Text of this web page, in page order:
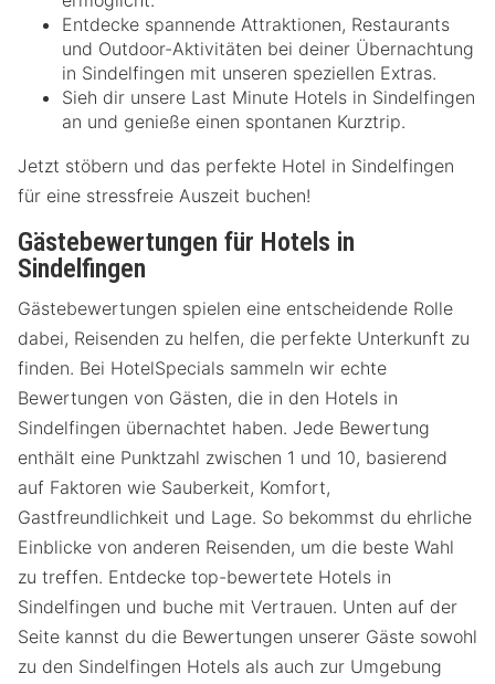
Entdecke spannende Attraktionen, Restaurants
und Outdoor-Aktivitäten bei deiner Übernachtung
in Sindelfingen mit unseren speziellen Extras.
Sieh dir unsere Last Minute Hotels in Sindelfingen
an und genieße einen spontanen Kurztrip.
Jetzt stöbern und das perfekte Hotel in Sindelfingen
für eine stressfreie Auszeit buchen!
Gästebewertungen für Hotels in
Sindelfingen
Gästebewertungen spielen eine entscheidende Rolle
dabei, Reisenden zu helfen, die perfekte Unterkunft zu
finden. Bei HotelSpecials sammeln wir echte
Bewertungen von Gästen, die in den Hotels in
Sindelfingen übernachtet haben. Jede Bewertung
enthält eine Punktzahl zwischen 1 und 10, basierend
auf Faktoren wie Sauberkeit, Komfort,
Gastfreundlichkeit und Lage. So bekommst du ehrliche
Einblicke von anderen Reisenden, um die beste Wahl
zu treffen. Entdecke top-bewertete Hotels in
Sindelfingen und buche mit Vertrauen. Unten auf der
Seite kannst du die Bewertungen unserer Gäste sowohl
zu den Sindelfingen Hotels als auch zur Umgebung